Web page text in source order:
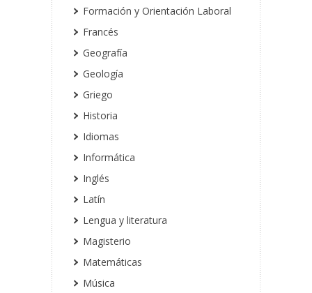
Formación y Orientación Laboral
Francés
Geografía
Geología
Griego
Historia
Idiomas
Informática
Inglés
Latín
Lengua y literatura
Magisterio
Matemáticas
Música